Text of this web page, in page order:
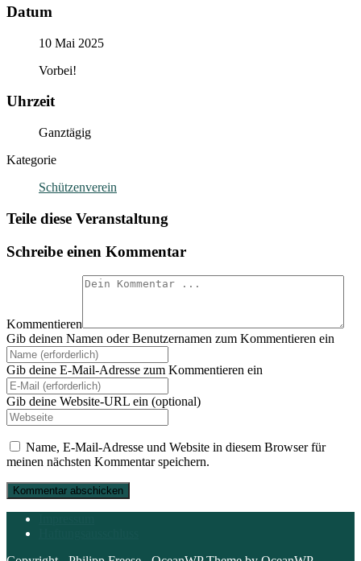
Datum
10 Mai 2025
Vorbei!
Uhrzeit
Ganztägig
Kategorie
Schützenverein
Teile diese Veranstaltung
Schreibe einen Kommentar
Kommentieren
Gib deinen Namen oder Benutzernamen zum Kommentieren ein
Gib deine E-Mail-Adresse zum Kommentieren ein
Gib deine Website-URL ein (optional)
Name, E-Mail-Adresse und Website in diesem Browser für
meinen nächsten Kommentar speichern.